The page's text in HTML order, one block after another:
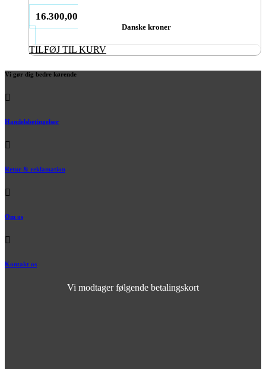
16.300,00
Danske kroner
TILFØJ TIL KURV
Vi gør dig bedre kørende
Handelsbetingelser
Retur & reklamation
Om os
Kontakt os
Vi modtager følgende betalingskort